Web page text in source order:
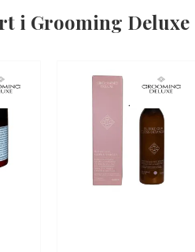
i Grooming Deluxe